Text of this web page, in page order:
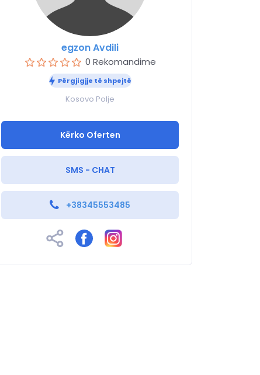
egzon Avdili
0 Rekomandime
Përgjigjje të shpejtë
Kosovo Polje
Kërko Oferten
SMS - CHAT
+38345553485